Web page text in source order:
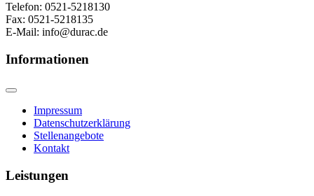
Telefon: 0521-5218130
Fax: 0521-5218135
E-Mail: info@durac.de
Informationen
Impressum
Datenschutzerklärung
Stellenangebote
Kontakt
Leistungen